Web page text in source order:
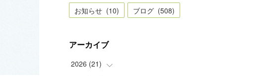
お知らせ (10) ブログ (508)
アーカイブ
2026 (21)